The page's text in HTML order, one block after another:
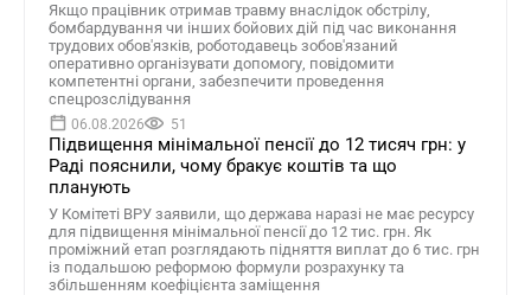
Якщо працівник отримав травму внаслідок обстрілу,
бомбардування чи інших бойових дій під час виконання
трудових обов'язків, роботодавець зобов'язаний
оперативно організувати допомогу, повідомити
компетентні органи, забезпечити проведення
спецрозслідування
06.08.2026 51
Підвищення мінімальної пенсії до 12 тисяч грн: у
Раді пояснили, чому бракує коштів та що
планують
У Комітеті ВРУ заявили, що держава наразі не має ресурсу
для підвищення мінімальної пенсії до 12 тис. грн. Як
проміжний етап розглядають підняття виплат до 6 тис. грн
із подальшою реформою формули розрахунку та
збільшенням коефіцієнта заміщення